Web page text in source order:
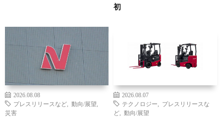
初
2026.08.08
プレスリリースなど
動向/展望
災害
2026.08.07
テクノロジー
プレスリリースな
ど
動向/展望